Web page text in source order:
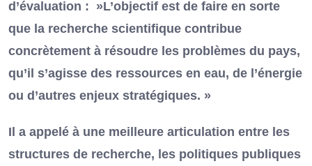
d’évaluation : »L’objectif est de faire en sorte
que la recherche scientifique contribue
concrètement à résoudre les problèmes du pays,
qu’il s’agisse des ressources en eau, de l’énergie
ou d’autres enjeux stratégiques. »
Il a appelé à une meilleure articulation entre les
structures de recherche, les politiques publiques